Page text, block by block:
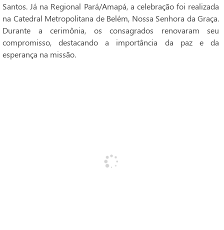
Santos. Já na Regional Pará/Amapá, a celebração foi realizada
na Catedral Metropolitana de Belém, Nossa Senhora da Graça.
Durante a cerimônia, os consagrados renovaram seu
compromisso, destacando a importância da paz e da
esperança na missão.